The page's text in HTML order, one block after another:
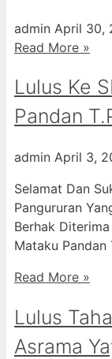
admin April 30,
Read More »
Lulus Ke
Pandan
admin April 3,
Selamat Dan
Pangururan
Berhak
Mataku
Read More »
Lulus
Asrama